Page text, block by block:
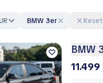
BMW 3er
BMW
11.499